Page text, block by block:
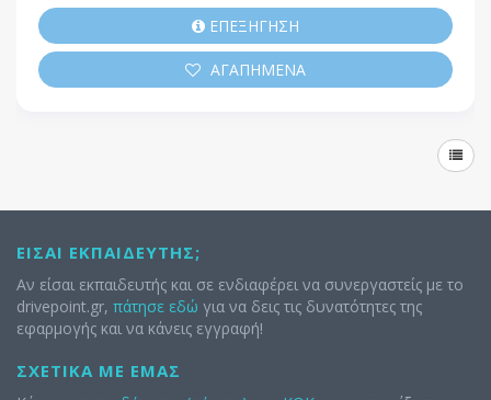
ΕΠΕΞΗΓΗΣΗ
ΑΓΑΠΗΜΕΝΑ
ΕΊΣΑΙ ΕΚΠΑΙΔΕΥΤΉΣ;
Αν είσαι εκπαιδευτής και σε ενδιαφέρει να συνεργαστείς με το
drivepoint.gr, πάτησε εδώ για να δεις τις δυνατότητες της
εφαρμογής και να κάνεις εγγραφή!
ΣΧΕΤΙΚΆ ΜΕ ΕΜΆΣ